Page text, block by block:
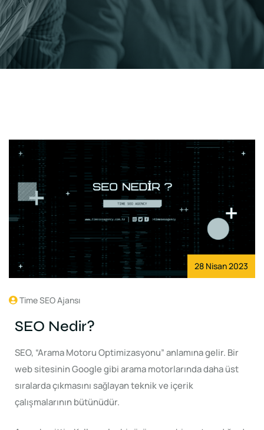
28 Nisan 2023
Time SEO Ajansı
SEO Nedir?
SEO, “Arama Motoru Optimizasyonu” anlamına gelir. Bir
web sitesinin Google gibi arama motorlarında daha üst
sıralarda çıkmasını sağlayan teknik ve içerik
çalışmalarının bütünüdür.